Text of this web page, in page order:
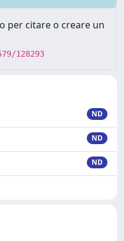
per citare o creare un
128293
ND
ND
ND